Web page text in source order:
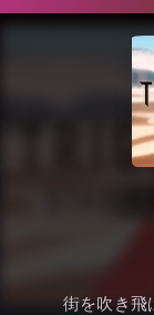
街を吹き飛